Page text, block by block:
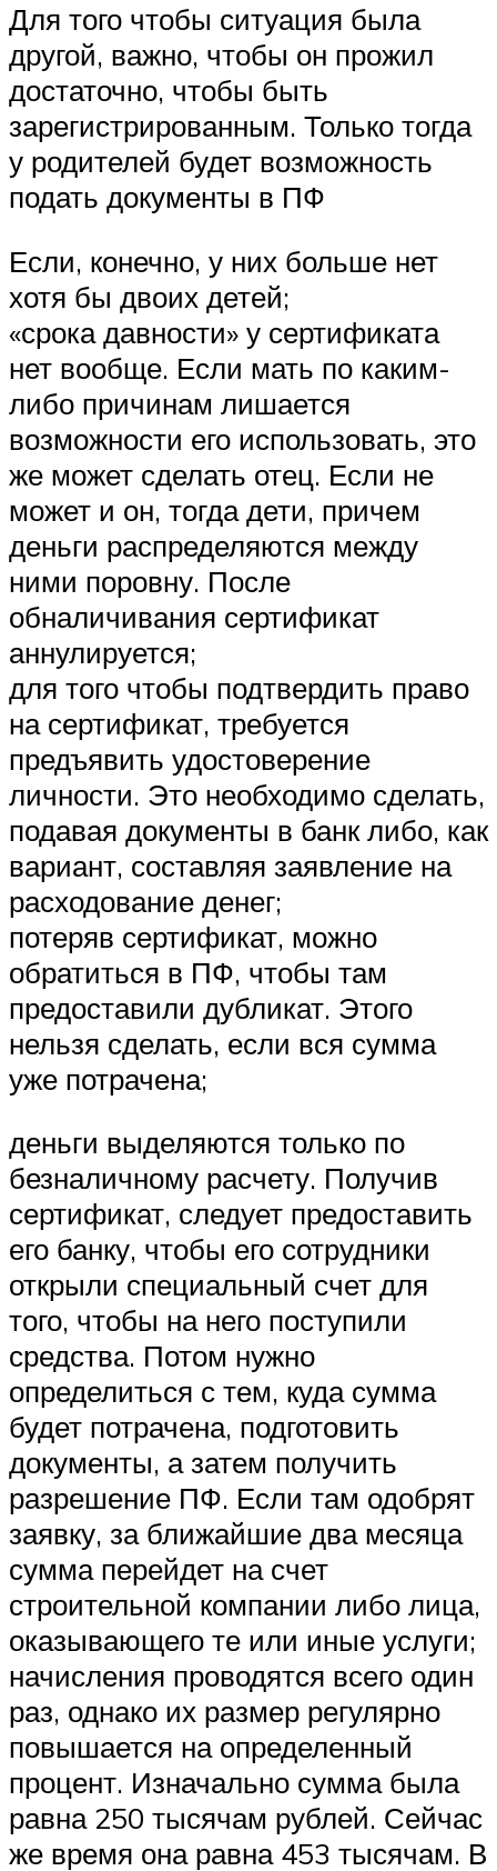
Для того чтобы ситуация была
другой, важно, чтобы он прожил
достаточно, чтобы быть
зарегистрированным. Только тогда
у родителей будет возможность
подать документы в ПФ
Если, конечно, у них больше нет
хотя бы двоих детей;
«срока давности» у сертификата
нет вообще. Если мать по каким-
либо причинам лишается
возможности его использовать, это
же может сделать отец. Если не
может и он, тогда дети, причем
деньги распределяются между
ними поровну. После
обналичивания сертификат
аннулируется;
для того чтобы подтвердить право
на сертификат, требуется
предъявить удостоверение
личности. Это необходимо сделать,
подавая документы в банк либо, как
вариант, составляя заявление на
расходование денег;
потеряв сертификат, можно
обратиться в ПФ, чтобы там
предоставили дубликат. Этого
нельзя сделать, если вся сумма
уже потрачена;
деньги выделяются только по
безналичному расчету. Получив
сертификат, следует предоставить
его банку, чтобы его сотрудники
открыли специальный счет для
того, чтобы на него поступили
средства. Потом нужно
определиться с тем, куда сумма
будет потрачена, подготовить
документы, а затем получить
разрешение ПФ. Если там одобрят
заявку, за ближайшие два месяца
сумма перейдет на счет
строительной компании либо лица,
оказывающего те или иные услуги;
начисления проводятся всего один
раз, однако их размер регулярно
повышается на определенный
процент. Изначально сумма была
равна 250 тысячам рублей. Сейчас
же время она равна 453 тысячам. В